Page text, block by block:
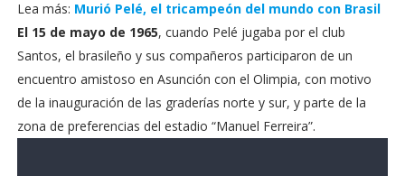
Lea más: Murió Pelé, el tricampeón del mundo con Brasil
El 15 de mayo de 1965, cuando Pelé jugaba por el club
Santos, el brasileño y sus compañeros participaron de un
encuentro amistoso en Asunción con el Olimpia, con motivo
de la inauguración de las graderías norte y sur, y parte de la
zona de preferencias del estadio “Manuel Ferreira”.